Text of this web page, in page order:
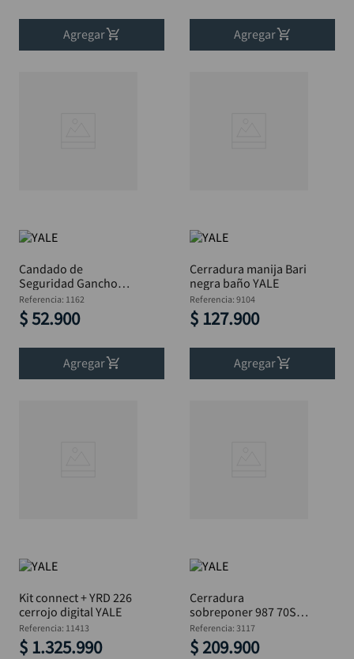
Agregar Agregar
Candado de
Seguridad Gancho
Nylon 38mm Rojo
YALE Dieléctrico
Industrial
Referencia: 1162
$52.900
Agregar
Cerradura manija Bari
negra baño YALE
Referencia: 9104
$ 127.900
Agregar
Kit connect + YRD 226
cerrojo digital YALE
Referencia: 11413
$ 1.325.990
Cerradura
sobreponer 987 70S I
PLUS SN llave c/pin
YALE
Referencia: 3117
$ 209.900